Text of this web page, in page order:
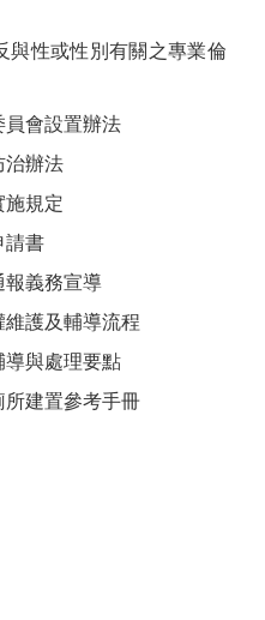
與性或性別有關之專業倫
員會設置辦法
治辦法
施規定
請書
報義務宣導
護及輔導流程
導與處理要點
所建置參考手冊